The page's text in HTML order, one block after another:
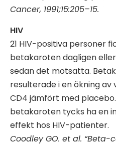
Cancer, 1991;15:205–15.
HIV
21 HIV-positiva personer
betakaroten dagligen
sedan det motsatta.
resulterade i en ökning
CD4 jämfört med
betakaroten tycks ha en
effekt hos HIV-patienter.
Coodley GO. et al. “Beta-